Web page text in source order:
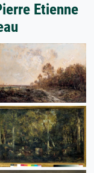
Etienne